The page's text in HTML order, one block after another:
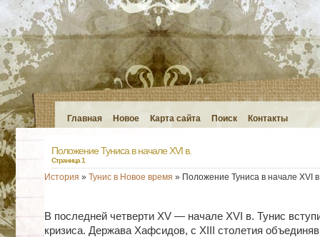
Главная Новое Карта сайта Поиск Контакты
Положение Туниса в начале XVI в.
Страница 1
История » Тунис в Новое время » Положение Туниса в начале XVI
В последней четверти XV — начале XVI в. Тунис
кризиса. Держава Хафсидов, с XIII столетия